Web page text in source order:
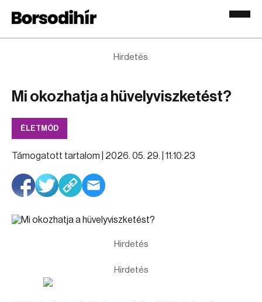
Hirdetés
Mi okozhatja a hüvelyviszketést?
ÉLETMÓD
Támogatott tartalom | 2026. 05. 29. | 11:10:23
Hirdetés
Hirdetés